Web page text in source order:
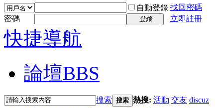
自動登錄 找回密碼
密碼
登錄 立即註冊
快捷導航
論壇BBS
搜索 搜索 熱搜: 活動 交友 discuz